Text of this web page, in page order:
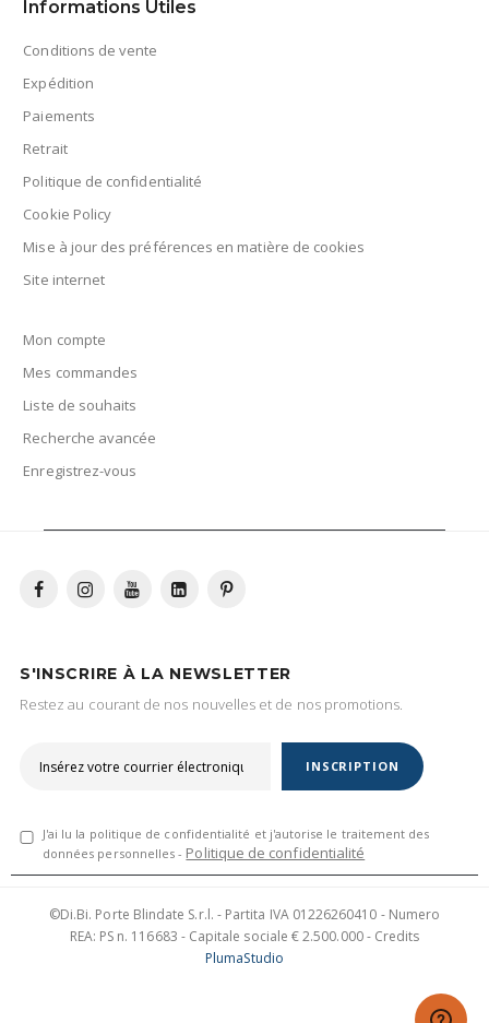
Informations Utiles
Conditions de vente
Expédition
Paiements
Retrait
Politique de confidentialité
Cookie Policy
Mise à jour des préférences en matière de cookies
Site internet
Mon compte
Mes commandes
Liste de souhaits
Recherche avancée
Enregistrez-vous
S'INSCRIRE À LA NEWSLETTER
Restez au courant de nos nouvelles et de nos promotions.
J'ai lu la politique de confidentialité et j'autorise le traitement des
données personnelles - Politique de confidentialité
INSCRIPTION
©Di.Bi. Porte Blindate S.r.l. - Partita IVA 01226260410 - Numero
REA: PS n. 116683 - Capitale sociale € 2.500.000 - Credits
PlumaStudio